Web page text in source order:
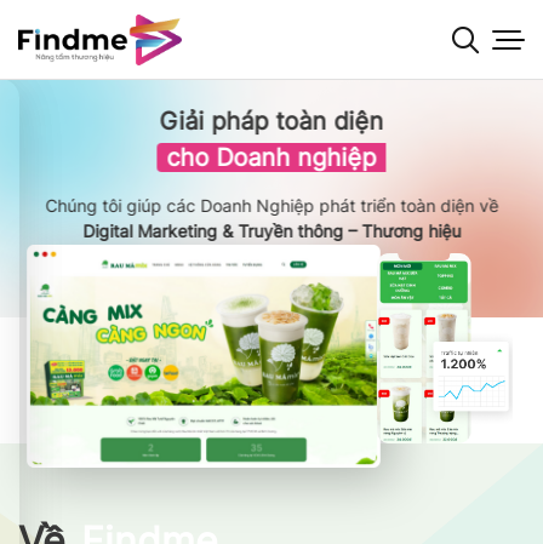
qua
nội
Giải pháp toàn diện
cho Doanh nghiệp
Chúng tôi giúp các Doanh Nghiệp phát triển toàn diện về
Digital Marketing & Truyền thông – Thương hiệu